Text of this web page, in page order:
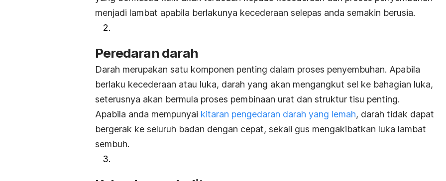
menjadi lambat apabila berlakunya kecederaan selepas anda semakin berusia.
Peredaran darah
Darah merupakan satu komponen penting dalam proses penyembuhan. Apabila
berlaku kecederaan atau luka, darah yang akan mengangkut sel ke bahagian luka,
seterusnya akan bermula proses pembinaan urat dan struktur tisu penting.
Apabila anda mempunyai kitaran pengedaran darah yang lemah, darah tidak dapat
bergerak ke seluruh badan dengan cepat, sekali gus mengakibatkan luka lambat
sembuh.